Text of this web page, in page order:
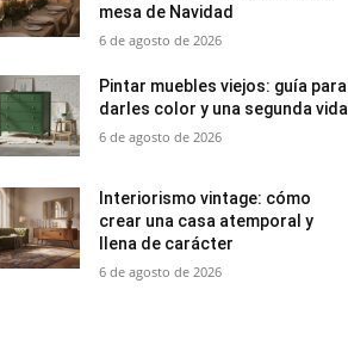
mesa de Navidad
6 de agosto de 2026
Pintar muebles viejos: guía para
darles color y una segunda vida
6 de agosto de 2026
Interiorismo vintage: cómo
crear una casa atemporal y
llena de carácter
6 de agosto de 2026